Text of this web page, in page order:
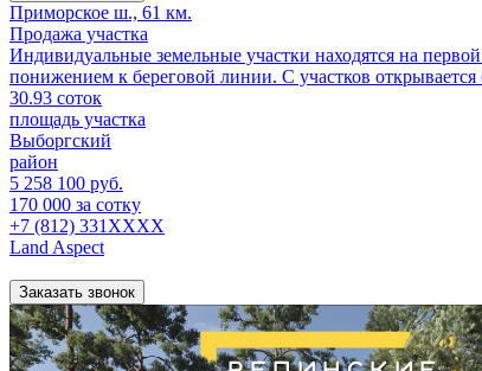
Приморское ш., 61 км.
Продажа участка
Индивидуальные земельные участки находятся на
понижением к береговой линии. С участков
30.93 соток
площадь участка
Выборгский
район
5 258 100 руб.
170 000 за сотку
+7 (812) 331XXXX
Land Aspect
Заказать звонок